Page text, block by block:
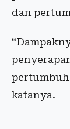
dan
katanya.